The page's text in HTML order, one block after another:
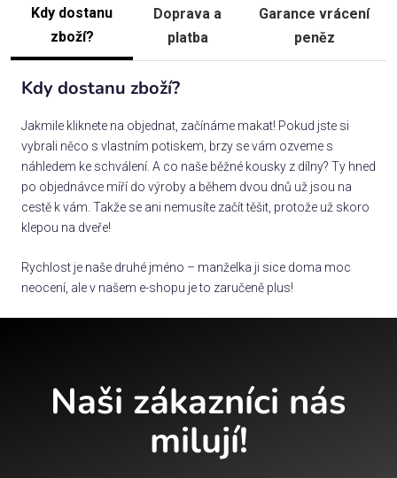
Kdy dostanu
zboží?
Doprava a
platba
Garance vrácení
peněz
Kdy dostanu zboží?
Jakmile kliknete na objednat, začínáme makat! Pokud jste si
vybrali něco s vlastním potiskem, brzy se vám ozveme s
náhledem ke schválení. A co naše běžné kousky z dílny? Ty hned
po objednávce míří do výroby a během dvou dnů už jsou na
cestě k vám. Takže se ani nemusíte začít těšit, protože už skoro
klepou na dveře!
Rychlost je naše druhé jméno – manželka ji sice doma moc
neocení, ale v našem e-shopu je to zaručeně plus!
Naši zákazníci nás
milují!